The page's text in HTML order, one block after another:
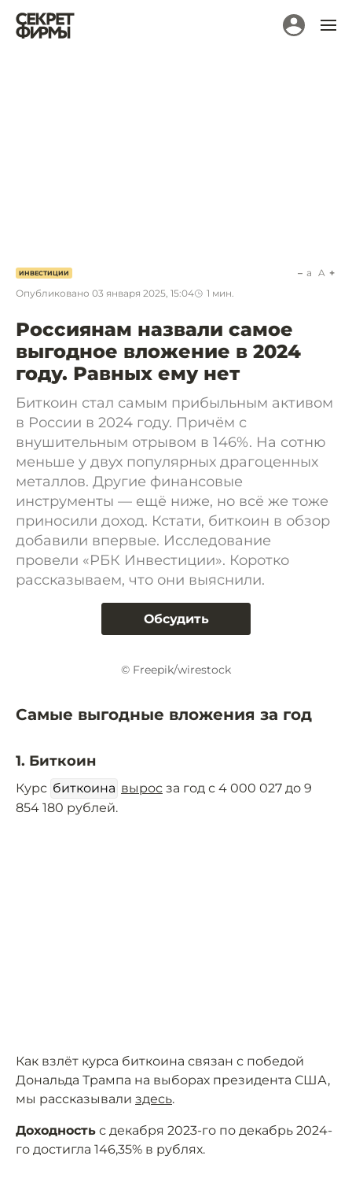
ИНВЕСТИЦИИ
Опубликовано 03 января 2025, 15:04 1 мин.
a A
Россиянам назвали самое
выгодное вложение в 2024
году. Равных ему нет
Биткоин стал самым прибыльным активом
в России в 2024 году. Причём с
внушительным отрывом в 146%. На сотню
меньше у двух популярных драгоценных
металлов. Другие финансовые
инструменты — ещё ниже, но всё же тоже
приносили доход. Кстати, биткоин в обзор
добавили впервые. Исследование
провели «РБК Инвестиции». Коротко
рассказываем, что они выяснили.
Обсудить
© Freepik/wirestock
Самые выгодные вложения за год
1. Биткоин
Курс биткоина вырос за год с 4 000 027 до 9
854 180 рублей.
Как взлёт курса биткоина связан с победой
Дональда Трампа на выборах президента США,
мы рассказывали здесь.
Доходность с декабря 2023-го по декабрь 2024-
го достигла 146,35% в рублях.